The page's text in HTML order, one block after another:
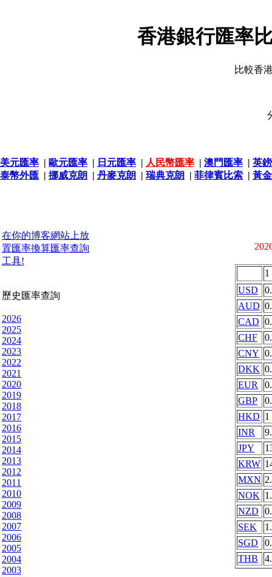
香港銀行匯率
比較香
美元匯率 | 歐元匯率 | 日元匯率 | 人民幣匯率 | 澳門匯率 | 英
泰幣外匯 | 挪威克朗 | 丹麥克朗 | 瑞典克朗 | 菲律賓比索 | 黃
在你的博客網站上放
置匯率換算匯率查詢
工具!
歷史匯率查詢
2026
2025
2024
2023
2022
2021
2020
2019
2018
2017
2016
2015
2014
2013
2012
2011
2010
2009
2008
2007
2006
2005
2004
2003
1
USD
AUD
CAD
CHF
CNY
DKK
EUR
GBP
HKD 1
INR
JPY
KRW
MXN
NOK
NZD
SEK
SGD
THB